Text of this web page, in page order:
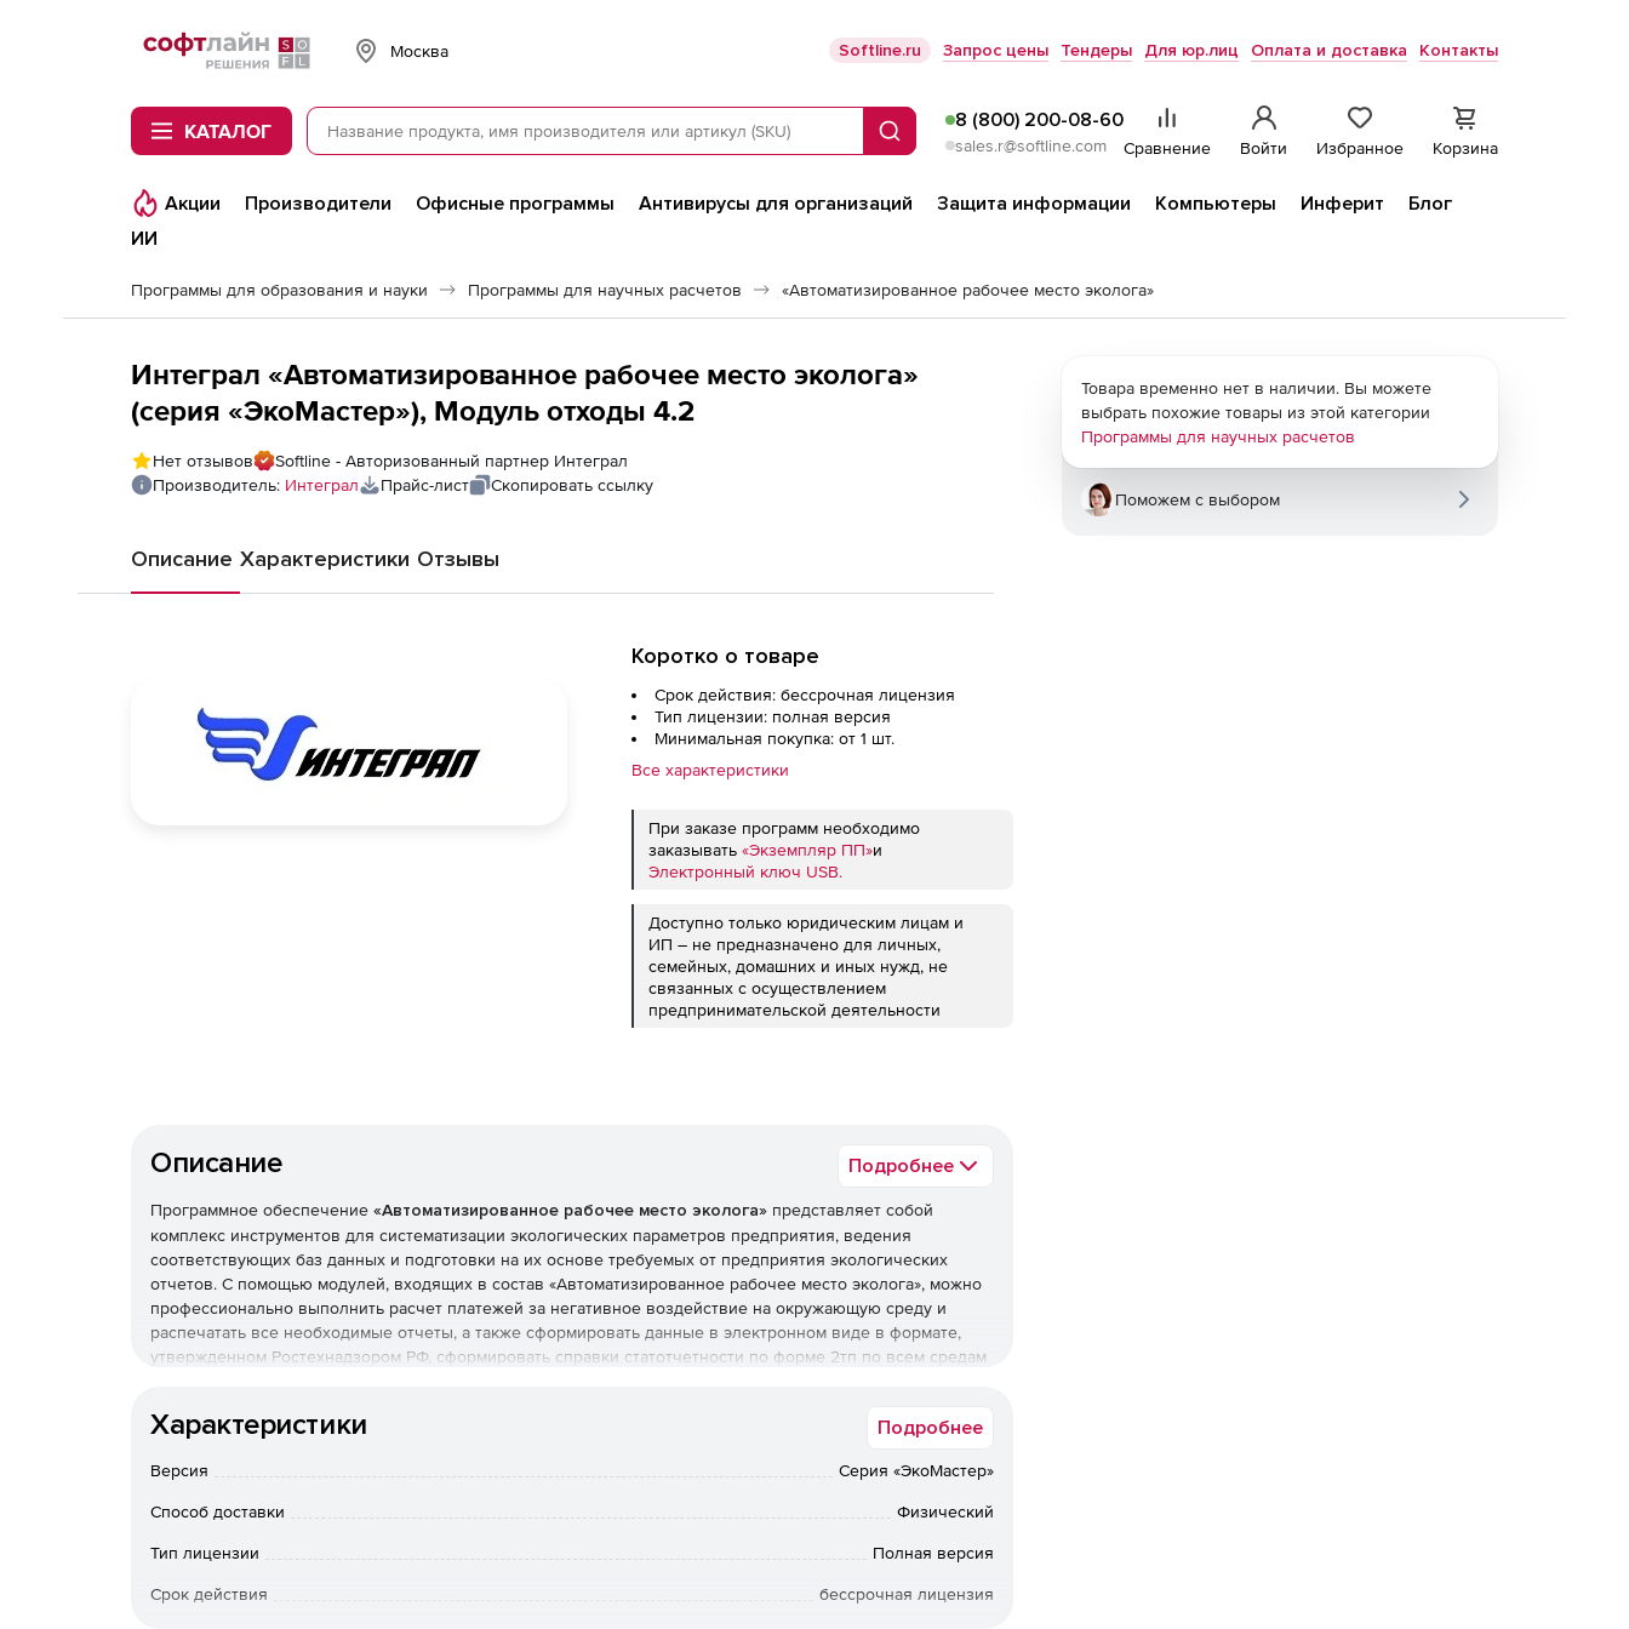
Softline
Москва Softline.ru Запрос цены Тендеры Для юр.лиц Оплата и доставка Контакты
КАТАЛОГ Поиск
8 (800) 200-08-60
sales.r@softline.com Сравнение Войти Избранное Корзина
Акции Производители Офисные программы Антивирусы для организаций Защита информации Компьютеры Инферит
Блог
ИИ
Программы для образования и науки Программы для научных расчетов «Автоматизированное рабочее место эколога»
Интеграл «Автоматизированное рабочее место эколога»
(серия «ЭкоМастер»), Модуль отходы 4.2
Нет отзывов
Softline - Авторизованный партнер Интеграл
Производитель: Интеграл Прайс-лист Скопировать ссылку
Описание Характеристики Отзывы
Коротко о товаре
Срок действия: бессрочная лицензия
Тип лицензии: полная версия
Минимальная покупка: от 1 шт.
Все характеристики
При заказе программ необходимо
заказывать «Экземпляр ПП»и
Электронный ключ USB.
Доступно только юридическим лицам и
ИП – не предназначено для личных,
семейных, домашних и иных нужд, не
связанных с осуществлением
предпринимательской деятельности
Описание Подробнее
Программное обеспечение «Автоматизированное рабочее место эколога» представляет собой
комплекс инструментов для систематизации экологических параметров предприятия, ведения
соответствующих баз данных и подготовки на их основе требуемых от предприятия экологических
отчетов. С помощью модулей, входящих в состав «Автоматизированное рабочее место эколога», можно
профессионально выполнить расчет платежей за негативное воздействие на окружающую среду и
распечатать все необходимые отчеты, а также сформировать данные в электронном виде в формате,
утвержденном Ростехнадзором РФ, сформировать справки статотчетности по форме 2тп по всем средам
(отходы)», «2ТП (водхоз)».Базовый модуль «Экомастер» обеспечивает ведение основных баз данных.
Модуль «Экологические платежи предприятия» вер. 2.1обеспечивает расчет платежей за выбросы
загрязняющих веществ в атмосферу от стационарных и передвижных источников, сбросы
разрешений, коэффициентов экологической ситуации и экологической значимости территории.
Расчет платежей осуществляется за квартал или год на основании нормативов ПДВ/ПДС/лимитов и на
Характеристики Подробнее
Версия Серия «ЭкоМастер»
Способ доставки Физический
Тип лицензии Полная версия
Срок действия бессрочная лицензия
Товара временно нет в наличии. Вы можете
выбрать похожие товары из этой категории
Программы для научных расчетов
Поможем с выбором